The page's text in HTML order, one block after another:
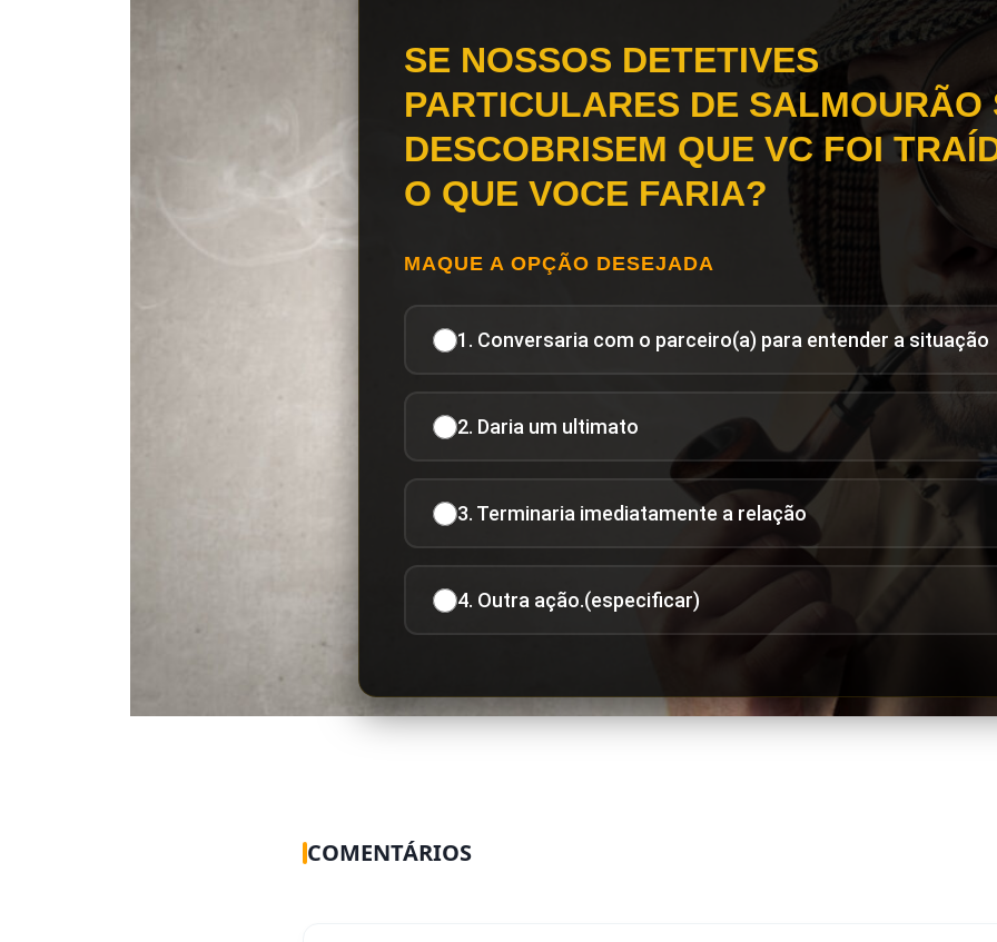
SE NOSSOS DETETIVES
PARTICULARES DE SALMOURÃO
DESCOBRISEM QUE VC FOI
O QUE VOCE FARIA?
MAQUE A OPÇÃO DESEJADA
1. Conversaria com o parceiro(a) para entender a situação
2. Daria um ultimato
3. Terminaria imediatamente a relação
4. Outra ação.(especificar)
COMENTÁRIOS